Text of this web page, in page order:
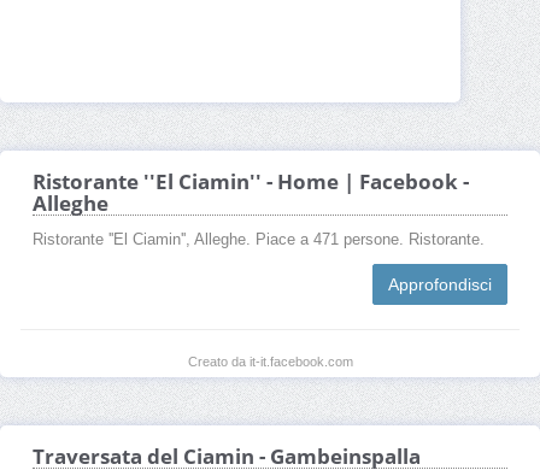
Ristorante ''El Ciamin'' - Home | Facebook -
Alleghe
Ristorante ''El Ciamin'', Alleghe. Piace a 471 persone. Ristorante.
Approfondisci
Creato da it-it.facebook.com
Traversata del Ciamin - Gambeinspalla